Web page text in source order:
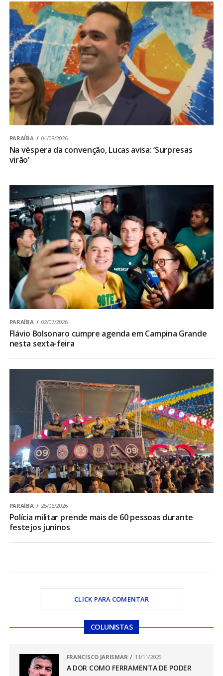
PARAÍBA 04/08/2026
Na véspera da convenção, Lucas avisa: ‘Surpresas
virão’
PARAÍBA 02/07/2026
Flávio Bolsonaro cumpre agenda em Campina Grande
nesta sexta-feira
PARAÍBA 25/06/2026
Polícia militar prende mais de 60 pessoas durante
festejos juninos
CLICK PARA COMENTAR
COLUNISTAS
FRANCISCO JARISMAR 11/11/2025
A DOR COMO FERRAMENTA DE PODER